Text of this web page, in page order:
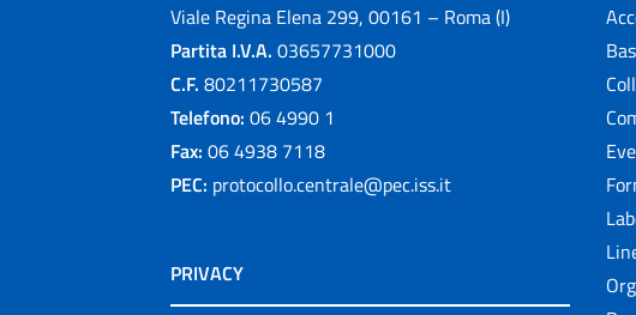
Viale Regina Elena 299, 00161 – Roma (I)
Partita I.V.A. 03657731000
C.F. 80211730587
Telefono: 06 4990 1
Fax: 06 4938 7118
PEC: protocollo.centrale@pec.iss.it
PRIVACY